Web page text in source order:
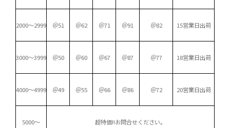
2000～2999 ＠51 ＠62 ＠71 ＠91 ＠82 15営業日出荷
3000～3999 ＠50 ＠60 ＠67 ＠87 ＠77 18営業日出荷
4000～4999 ＠49 ＠55 ＠66 ＠86 ＠72 20営業日出荷
5000～ 超特価!!お問合せください。